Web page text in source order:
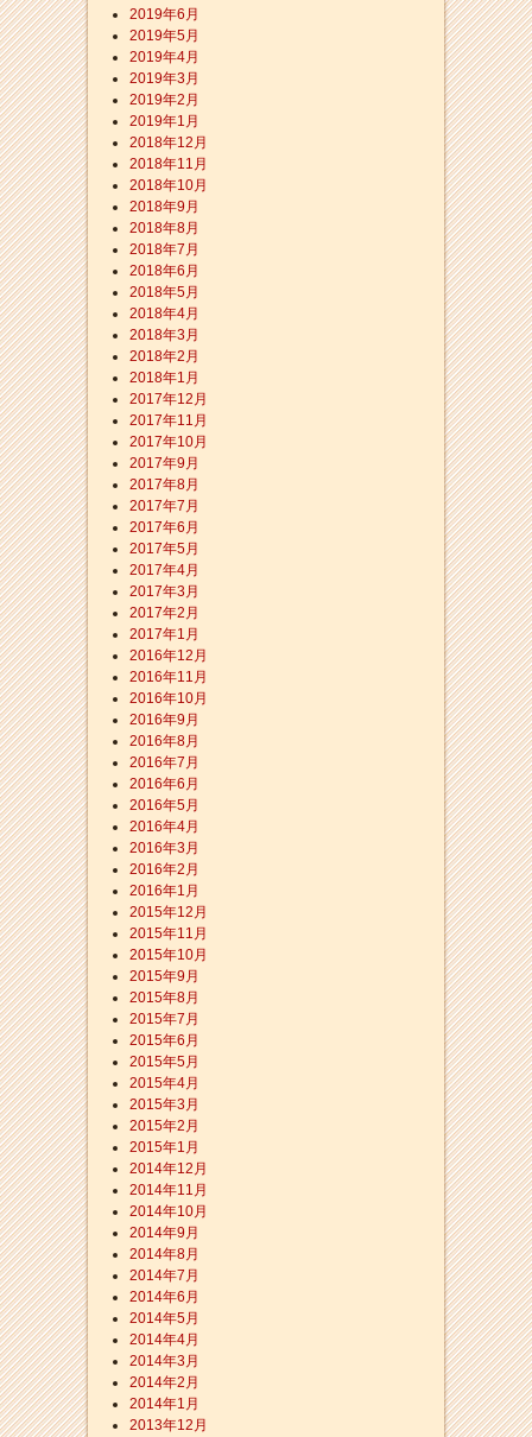
2019年6月
2019年5月
2019年4月
2019年3月
2019年2月
2019年1月
2018年12月
2018年11月
2018年10月
2018年9月
2018年8月
2018年7月
2018年6月
2018年5月
2018年4月
2018年3月
2018年2月
2018年1月
2017年12月
2017年11月
2017年10月
2017年9月
2017年8月
2017年7月
2017年6月
2017年5月
2017年4月
2017年3月
2017年2月
2017年1月
2016年12月
2016年11月
2016年10月
2016年9月
2016年8月
2016年7月
2016年6月
2016年5月
2016年4月
2016年3月
2016年2月
2016年1月
2015年12月
2015年11月
2015年10月
2015年9月
2015年8月
2015年7月
2015年6月
2015年5月
2015年4月
2015年3月
2015年2月
2015年1月
2014年12月
2014年11月
2014年10月
2014年9月
2014年8月
2014年7月
2014年6月
2014年5月
2014年4月
2014年3月
2014年2月
2014年1月
2013年12月